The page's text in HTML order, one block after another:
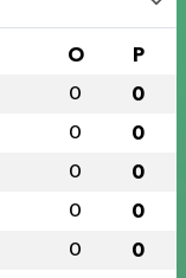
O P
0 0
0 0
0 0
0 0
0 0